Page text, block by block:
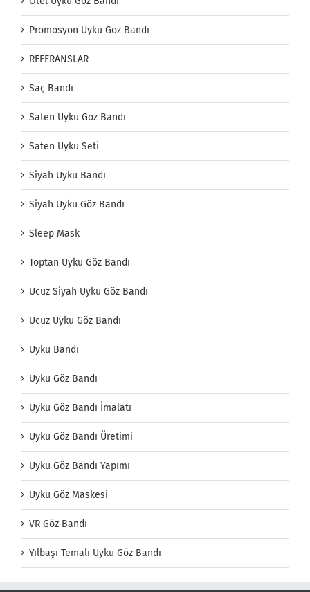
Promosyon Uyku Göz Bandı
REFERANSLAR
Saç Bandı
Saten Uyku Göz Bandı
Saten Uyku Seti
Siyah Uyku Bandı
Siyah Uyku Göz Bandı
Sleep Mask
Toptan Uyku Göz Bandı
Ucuz Siyah Uyku Göz Bandı
Ucuz Uyku Göz Bandı
Uyku Bandı
Uyku Göz Bandı
Uyku Göz Bandı İmalatı
Uyku Göz Bandı Üretimi
Uyku Göz Bandı Yapımı
Uyku Göz Maskesi
VR Göz Bandı
Yılbaşı Temalı Uyku Göz Bandı